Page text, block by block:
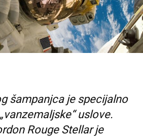
šampanjca je specijalno
uslove.
Rouge Stellar je